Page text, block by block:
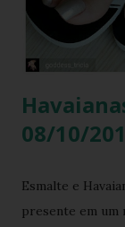
composto por
"bordado", mas
08/10/
Esmalte e
presente em um